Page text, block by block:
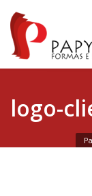
logo-